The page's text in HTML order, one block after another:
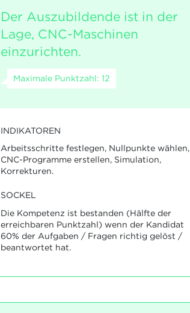
Der Auszubildende ist in der
Lage, CNC-Maschinen
einzurichten.
Maximale Punktzahl: 12
INDIKATOREN
Arbeitsschritte festlegen, Nullpunkte wählen,
CNC-Programme erstellen, Simulation,
Korrekturen.
SOCKEL
Die Kompetenz ist bestanden (Hälfte der
erreichbaren Punktzahl) wenn der Kandidat
60% der Aufgaben / Fragen richtig gelöst /
beantwortet hat.